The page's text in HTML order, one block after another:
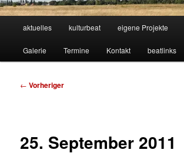
aktuelles kulturbeat eigene Projekte
Galerie Termine Kontakt beatlinks
Beitragsnavigation
← Vorheriger
25. September 2011